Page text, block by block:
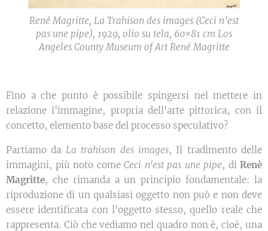
René Magritte, La Trahison des images (Ceci n’est
pas une pipe), 1929, olio su tela, 60×81 cm Los
Angeles County Museum of Art René Magritte
Fino a che punto è possibile spingersi nel mettere in
relazione l'immagine, propria dell'arte pittorica, con il
concetto, elemento base del processo speculativo?
Partiamo da La trahison des images, Il tradimento delle
immagini, più noto come Ceci n'est pas une pipe, di Renè
Magritte, che rimanda a un principio fondamentale: la
riproduzione di un qualsiasi oggetto non può e non deve
essere identificata con l'oggetto stesso, quello reale che
rappresenta. Ciò che vediamo nel quadro non è, cioè, una